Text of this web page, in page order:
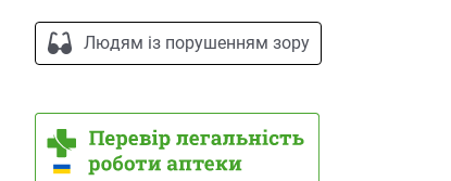
Людям із порушенням зору